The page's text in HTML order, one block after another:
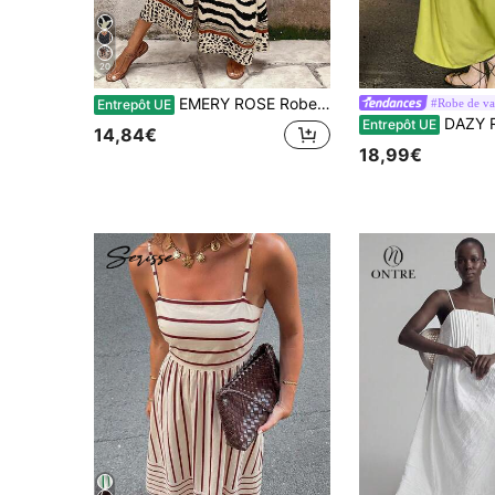
20
Entrepôt UE EMERY ROSE Robe longue ample à imprimé léopard pour femmes, élégante pour le port quotidien et les vacances, été
14,84€
#Robe de
Entrepôt UE DAZY Robe longue ample et sans dos de
18,99€